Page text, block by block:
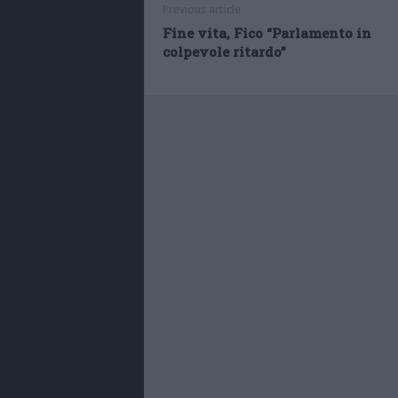
Fine vita, Fico “Parlamento in
colpevole ritardo”